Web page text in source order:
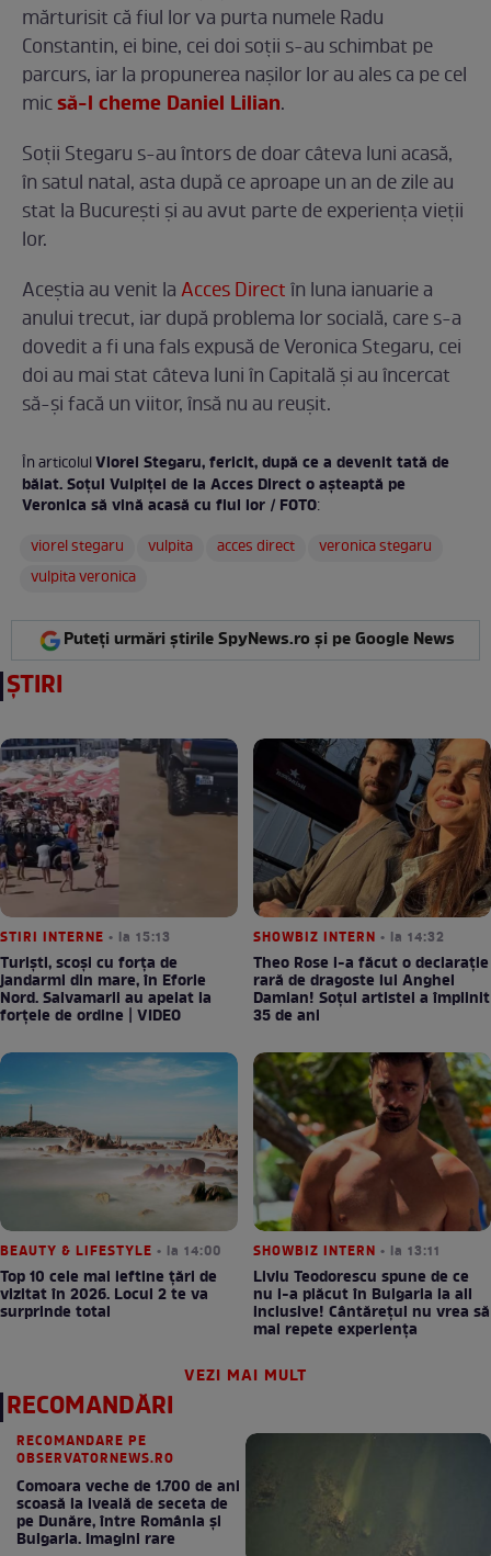
mărturisit că fiul lor va purta numele Radu
Constantin, ei bine, cei doi soții s-au schimbat pe
parcurs, iar la propunerea nașilor lor au ales ca pe cel
micsă-l cheme Daniel Lilian.
Soții Stegaru s-au întors de doar câteva luni acasă,
în satul natal, asta după ce aproape un an de zile au
stat la București și au avut parte de experiența vieții
lor.
Aceștia au venit laAcces Directîn luna ianuarie a
anului trecut, iar după problema lor socială, care s-a
dovedit a fi una fals expusă de Veronica Stegaru, cei
doi au mai stat câteva luni în Capitală și au încercat
să-și facă un viitor, însă nu au reușit.
În articolulViorel Stegaru, fericit, după ce a devenit tată de
băiat. Soțul Vulpiței de la Acces Direct o așteaptă pe
Veronica să vină acasă cu fiul lor / FOTO:
viorel stegaru
vulpita acces direct
veronica stegaru
vulpita veronica
Puteți urmări știrile SpyNews.ro și pe Google News
ȘTIRI
STIRI INTERNE • la 15:13
Turiști, scoși cu forța de
jandarmi din mare, în Eforie
Nord. Salvamarii au apelat la
forțele de ordine | VIDEO
SHOWBIZ INTERN • la 14:32
Theo Rose i-a făcut o declarație
rară de dragoste lui Anghel
Damian! Soțul artistei a împlinit
35 de ani
BEAUTY & LIFESTYLE • la 14:00
Top 10 cele mai ieftine țări de
vizitat în 2026. Locul 2 te va
surprinde total
SHOWBIZ INTERN • la 13:11
Liviu Teodorescu spune de ce
nu i-a plăcut în Bulgaria la all
inclusive! Cântărețul nu vrea să
mai repete experiența
VEZI MAI MULT
RECOMANDĂRI
RECOMANDARE PE
OBSERVATORNEWS.RO
Comoara veche de 1.700 de ani
scoasă la iveală de seceta de
pe Dunăre, între România şi
Bulgaria. Imagini rare